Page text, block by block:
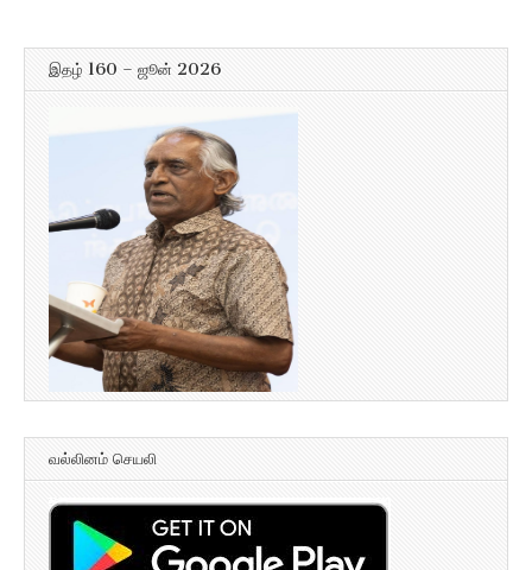
இதழ் 160 – ஜூன் 2026
வல்லினம் செயலி